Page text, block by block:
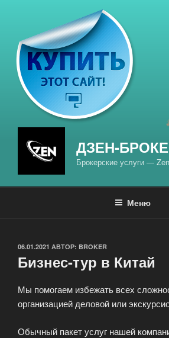
содержимому
ДЗЕН-
Брокерские услуги —
Меню
ОПУБЛИКОВАНО
06.01.2021 АВТОР: BROKER
Бизнес-тур в Китай
Мы помогаем избежать всех
организацией деловой или
Обычный пакет услуг нашей